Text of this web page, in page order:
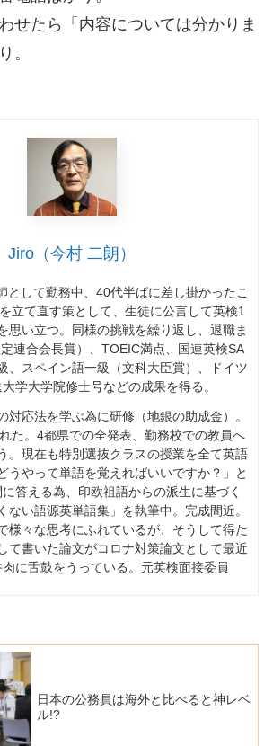
せたら「内容については分かりま
。
Jiro（今村 二朗）
して勤務中、 40代半ばに差し掛かったこ
立て直す策として、生徒に公言して英検1
思い立つ。同様の挑戦を繰り返し、退職ま
連合会長賞）、 TOEIC満点、国連英検SA
、スペイン語一級（文科大臣賞）、ドイツ
学大学院修士号などの成果を得る。
対応法を学ぶ為に研修（地銀の助成金）。
た。 4都県での全発表、勤務校での教員へ
。現在も特別選抜クラスの授業を全て英語
うやって単語を覚えればいいですか？」と
答える為、印欧祖語からの派生に基づく
ない語源英単語集」を執筆中。完成間近。
様々な思考にふれているが、そうして得た
て書いた論文がコロナ対策論文として最近
に舌鼓をうっている。元英検面接委員
日本の公務員は海外と比べると神レベ
ル!?